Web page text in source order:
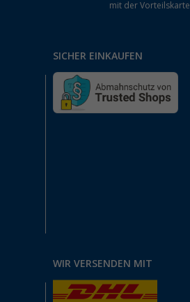
mit der Vorteilskarte
SICHER EINKAUFEN
WIR VERSENDEN MIT